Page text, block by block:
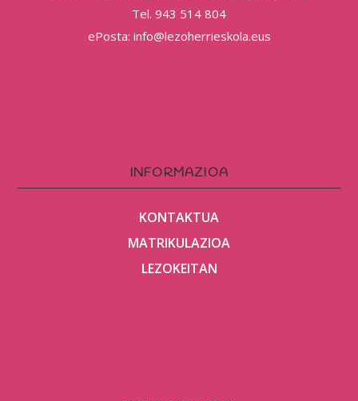
Tel. 943 514 804
ePosta: info@lezoherrieskola.eus
INFORMAZIOA
KONTAKTUA
MATRIKULAZIOA
LEZOKEITAN